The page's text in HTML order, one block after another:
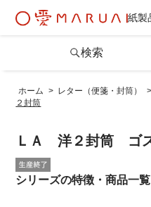
紙製
詳しい条件から探す
検索
ホーム > レター（便箋・封筒） >
２封筒
ＬＡ 洋２封筒 ゴ
シリーズの特徴・商品一